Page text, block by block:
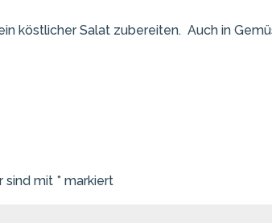
köstlicher Salat zubereiten. Auch in
sind mit * markiert